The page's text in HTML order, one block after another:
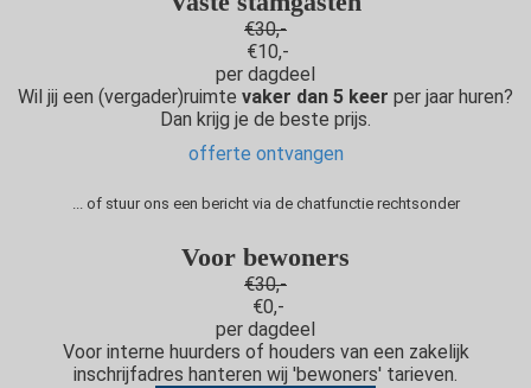
€30,-
€10,-
per dagdeel
Wil jij een (vergader)ruimte vaker dan 5 keer per jaar huren?
Dan krijg je de beste prijs.
offerte ontvangen
... of stuur ons een bericht via de chatfunctie rechtsonder
Voor bewoners
€30,-
€0,-
per dagdeel
Voor interne huurders of houders van een zakelijk
inschrijfadres hanteren wij 'bewoners' tarieven.